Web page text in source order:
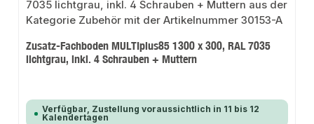
Zusatz-Fachboden MULTIplus85 1300 x 300, RAL 7035
lichtgrau, inkl. 4 Schrauben + Muttern
Verfügbar, Zustellung voraussichtlich in 11 bis 12
Kalendertagen